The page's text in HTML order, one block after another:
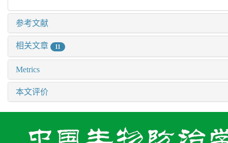
参考文献
相关文章 11
Metrics
本文评价